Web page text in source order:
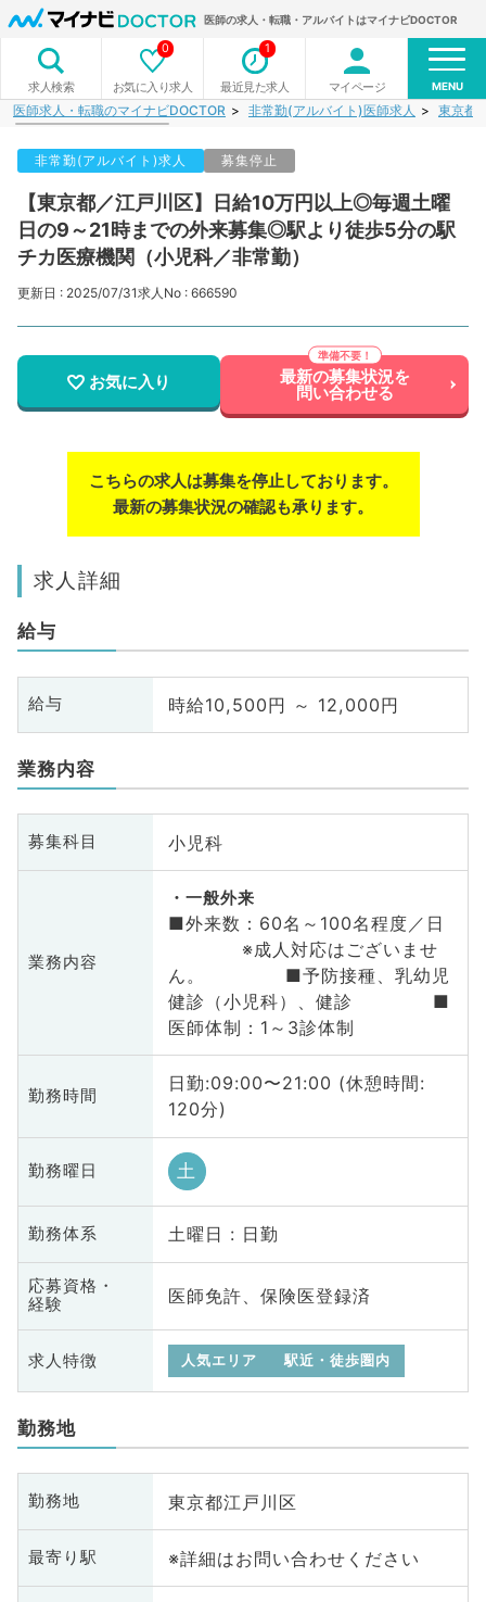
医師の求人・転職・アルバイトはマイナビDOCTOR
求人検索 お気に入り求人
0
最近見た求人
1
マイページ MENU
医師求人・転職のマイナビDOCTOR 非常勤(アルバイト)医師求人 東京都
非常勤(アルバイト)求人 募集停止
【東京都／江戸川区】日給10万円以上◎毎週土曜
日の9～21時までの外来募集◎駅より徒歩5分の駅
チカ医療機関（小児科／非常勤）
更新日 : 2025/07/31求人No : 666590
お気に入り 最新の募集状況を
問い合わせる
こちらの求人は募集を停止しております。
最新の募集状況の確認も承ります。
求人詳細
給与
給与 時給10,500円 ～ 12,000円
業務内容
募集科目 小児科
業務内容
一般外来
■外来数：60名～100名程度／日
※成人対応はございませ
ん。 ■予防接種、乳幼児
健診（小児科）、健診 ■
医師体制：1～3診体制
勤務時間
日勤:09:00〜21:00 (休憩時間:
120分)
勤務曜日 土
勤務体系 土曜日 : 日勤
応募資格・
経験
医師免許、保険医登録済
求人特徴 人気エリア 駅近・徒歩圏内
勤務地
勤務地 東京都江戸川区
最寄り駅 ※詳細はお問い合わせください